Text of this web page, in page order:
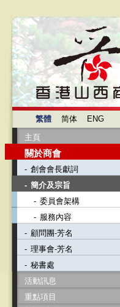
繁體 简体
ENG
主頁
關於商會
- 創會會長獻詞
- 簡介及宗旨
- 委員會架構
- 服務內容
- 顧問團-芳名
- 理事會-芳名
- 秘書處
活動訊息
重點項目